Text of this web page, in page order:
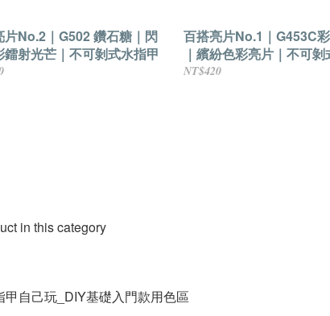
片No.2｜G502 鑽石糖｜閃
鐳射光芒｜不可剝式水指甲
百搭亮片No.1｜G453C
｜繽紛色彩亮片｜不可
氛水指甲油
NT$420
in this category
甲自己玩_DIY基礎入門款用色區